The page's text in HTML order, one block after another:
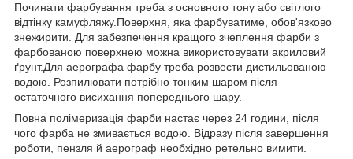
Починати фарбування треба з основного тону або світлого
відтінку камуфляжу.Поверхня, яка фарбуватиме, обов'язково
знежирити. Для забезпечення кращого зчеплення фарби з
фарбованою поверхнею можна використовувати акриловий
ґрунт.Для аерографа фарбу треба розвести дистильованою
водою. Розпилювати потрібно тонким шаром після
остаточного висихання попереднього шару.
Повна полімеризація фарби настає через 24 години, після
чого фарба не змивається водою. Відразу після завершення
роботи, пензля й аерограф необхідно ретельно вимити.